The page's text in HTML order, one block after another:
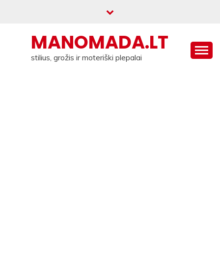
MANOMADA.LT
stilius, grožis ir moteriški plepalai